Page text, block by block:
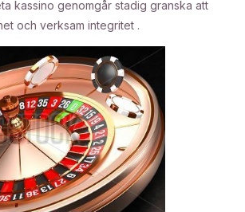
kassino genomgår stadig granska att
och verksam integritet .